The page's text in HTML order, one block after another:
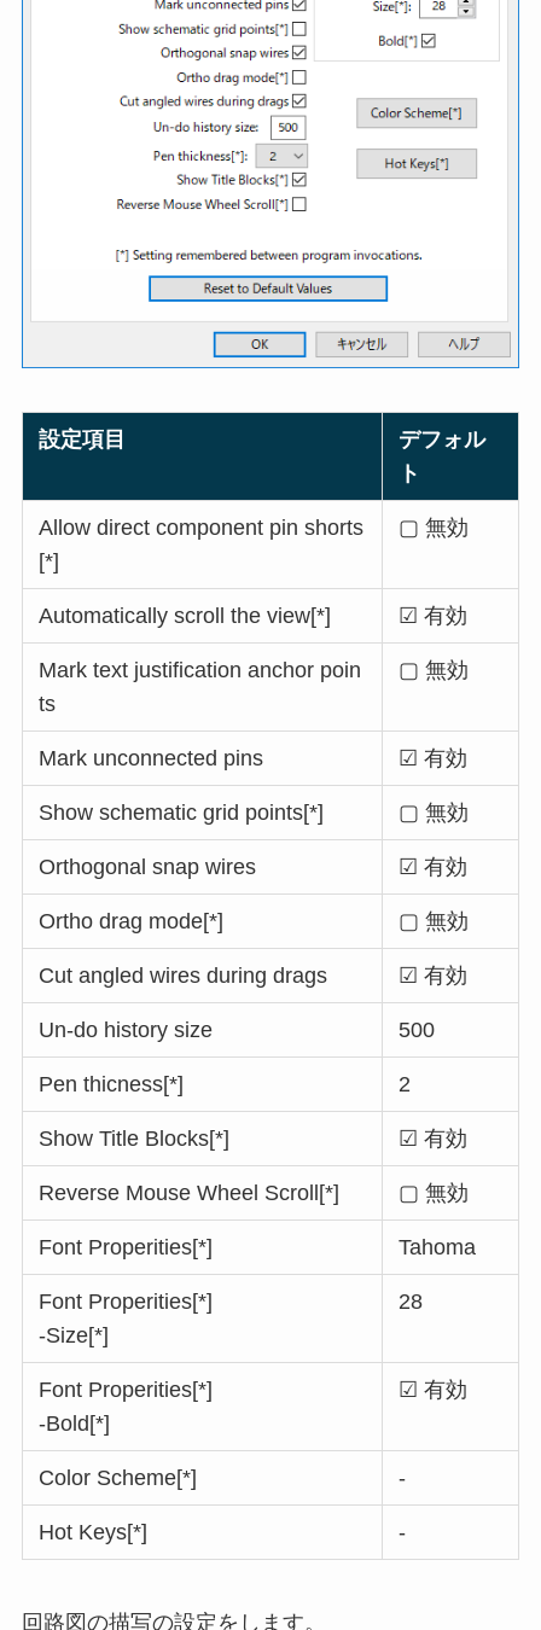
設定項目
デフォル
ト
Allow direct component pin shorts
[*]
▢ 無効
Automatically scroll the view[*] ☑ 有効
Mark text justification anchor poin
ts
▢ 無効
Mark unconnected pins ☑ 有効
Show schematic grid points[*] ▢ 無効
Orthogonal snap wires ☑ 有効
Ortho drag mode[*] ▢ 無効
Cut angled wires during drags ☑ 有効
Un-do history size 500
Pen thicness[*] 2
Show Title Blocks[*] ☑ 有効
Reverse Mouse Wheel Scroll[*] ▢ 無効
Font Properities[*] Tahoma
Font Properities[*]
-Size[*]
28
Font Properities[*]
-Bold[*]
☑ 有効
Color Scheme[*] -
Hot Keys[*] -
回路図の描写の設定をします。